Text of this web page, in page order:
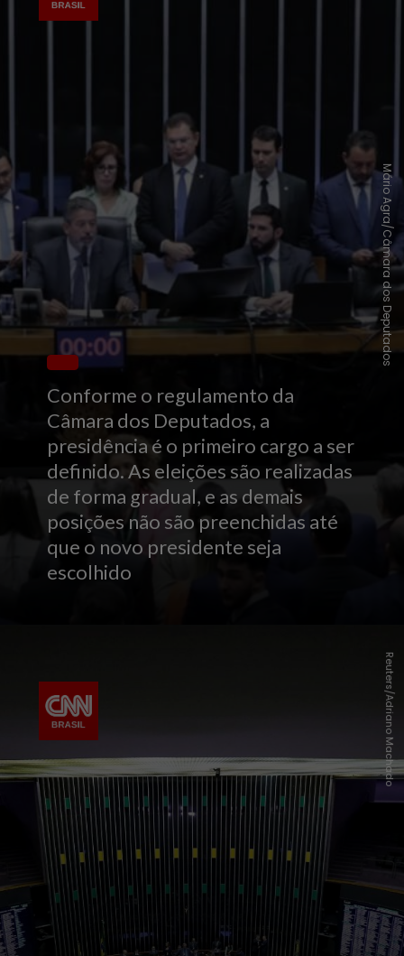
Conforme o regulamento da
Câmara dos Deputados, a
presidência é o primeiro cargo a ser
definido. As eleições são realizadas
de forma gradual, e as demais
posições não são preenchidas até
que o novo presidente seja
escolhido
Mário Agra/Câmara dos Deputados
Reuters/Adriano Machado